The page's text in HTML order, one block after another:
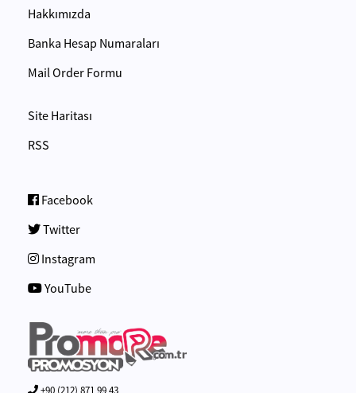
Hakkımızda
Banka Hesap Numaraları
Mail Order Formu
Site Haritası
RSS
Facebook
Twitter
Instagram
YouTube